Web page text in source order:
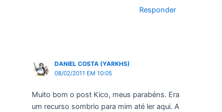
Responder
DANIEL COSTA (YARKHS)
08/02/2011 EM 10:05
Muito bom o post Kico, meus parabéns. Era
um recurso sombrio para mim até ler aqui. A